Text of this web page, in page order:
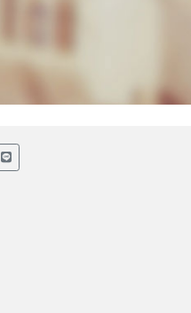
(另開新視窗)
分享(另開新視窗)
Line分享(另開新視窗)